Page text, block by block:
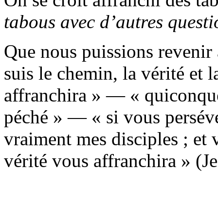
tabous avec d’autres
Que nous puissions
suis le chemin, la vérité
affranchira » — «
péché » — « si vous
vraiment mes disciples ; et
vérité vous affranchira »